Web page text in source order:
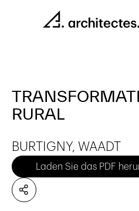
RURAL
BURTIGNY, WAADT
Laden Sie das PDF